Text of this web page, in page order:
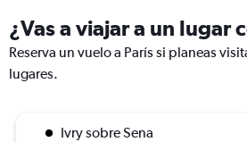
¿Vas a viajar a un lugar
Reserva un vuelo a París si planeas
lugares.
Ivry sobre Sena